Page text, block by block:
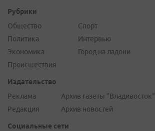
Рубрики
Общество
Политика
Экономика
Происшествия
Спорт
Интервью
Город на ладони
Издательство
Реклама
Редакция
Архив газеты "Владивосток"
Архив новостей
Социальные сети